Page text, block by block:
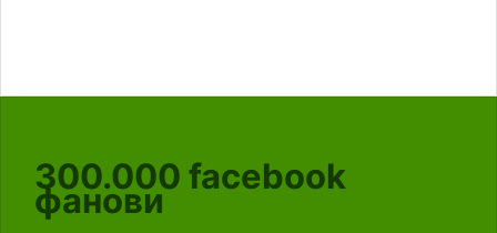
300.000 facebook
фанови